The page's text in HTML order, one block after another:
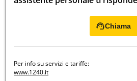
Chiama
Per info su servizi e tariffe:
www.1240.it